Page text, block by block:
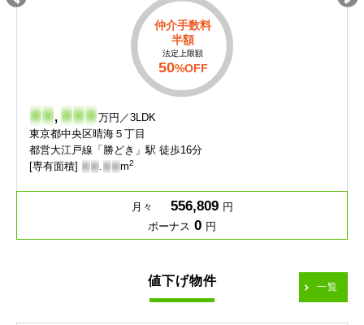
仲介手数料
半額
法定上限額
50%OFF
- - ,- - - 万円／3LDK
東京都中央区晴海５丁目
都営大江戸線「勝どき」駅 徒歩16分
[専有面積] - - .- - m2
月々 556,809 円
ボーナス 0 円
値下げ物件 一覧